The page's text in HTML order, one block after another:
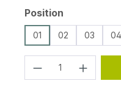
Position
01 02 03 04
Produkt